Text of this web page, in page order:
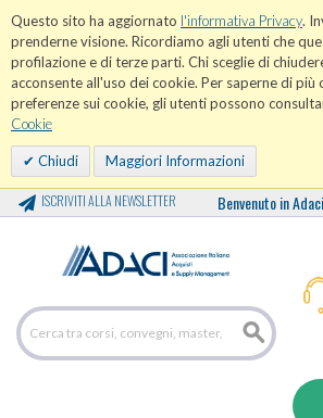
Questo sito ha aggiornato l'informativa Privacy.
prenderne visione. Ricordiamo agli utenti che
profilazione e di terze parti. Chi sceglie di
acconsente all'uso dei cookie. Per saperne di più
preferenze sui cookie, gli utenti possono
Cookie
Chiudi Maggiori Informazioni
ISCRIVITI ALLA NEWSLETTER Benvenuto in Adaci